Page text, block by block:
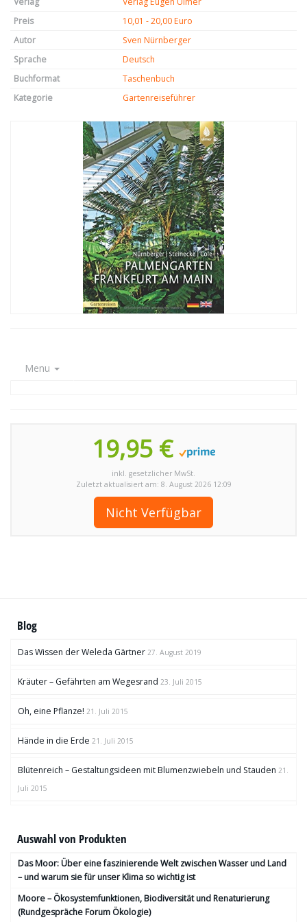
Preis
10,01 - 20,00 Euro
Autor
Sven Nürnberger
Sprache
Deutsch
Buchformat
Taschenbuch
Kategorie
Gartenreiseführer
Menu
19,95 €
inkl. gesetzlicher MwSt.
Zuletzt aktualisiert am: 8. August 2026 12:09
Nicht Verfügbar
Blog
Das Wissen der Weleda Gärtner 27. August 2019
Kräuter – Gefährten am Wegesrand 23. Juli 2015
Oh, eine Pflanze! 21. Juli 2015
Hände in die Erde 21. Juli 2015
Blütenreich – Gestaltungsideen mit Blumenzwiebeln und Stauden 21.
Juli 2015
Auswahl von Produkten
Das Moor: Über eine faszinierende Welt zwischen Wasser und Land
– und warum sie für unser Klima so wichtig ist
Moore – Ökosystemfunktionen, Bio­diversität und Renaturierung
(Rundgespräche Forum Ökologie)